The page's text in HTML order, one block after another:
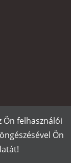
ÁSZF
Ön felhasználói
Ön